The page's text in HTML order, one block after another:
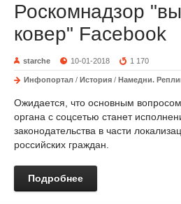
Роскомнадзор
ковер" Facebook
starche 10-01-2018 1 170
Инфопортал / История / Намедни.
Ожидается, что основным
органа с соцсетью станет
законодательства в части
российских граждан.
Подробнее